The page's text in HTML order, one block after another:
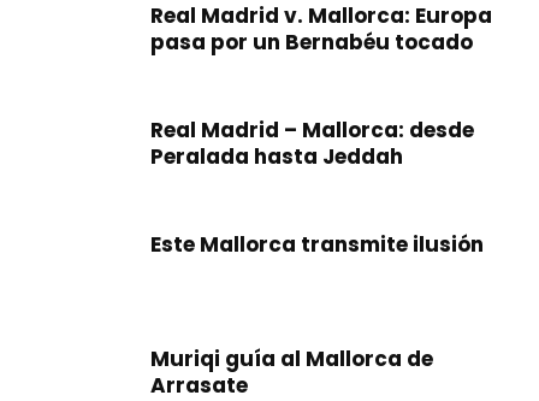
Real Madrid v. Mallorca: Europa
pasa por un Bernabéu tocado
Real Madrid – Mallorca: desde
Peralada hasta Jeddah
Este Mallorca transmite ilusión
Muriqi guía al Mallorca de
Arrasate